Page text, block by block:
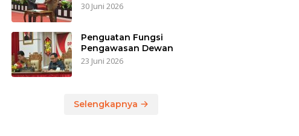
30 Juni 2026
Penguatan Fungsi
Pengawasan Dewan
23 Juni 2026
Selengkapnya